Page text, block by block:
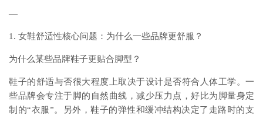
—
1. 女鞋舒适性核心问题：为什么一些品牌更舒服？
为什么某些品牌鞋子更贴合脚型？
鞋子的舒适与否很大程度上取决于设计是否符合人体工学。一
些品牌会专注于脚的自然曲线，减少压力点，好比为脚量身定
制的“衣服”。另外，鞋子的弹性和缓冲结构决定了走路时的支